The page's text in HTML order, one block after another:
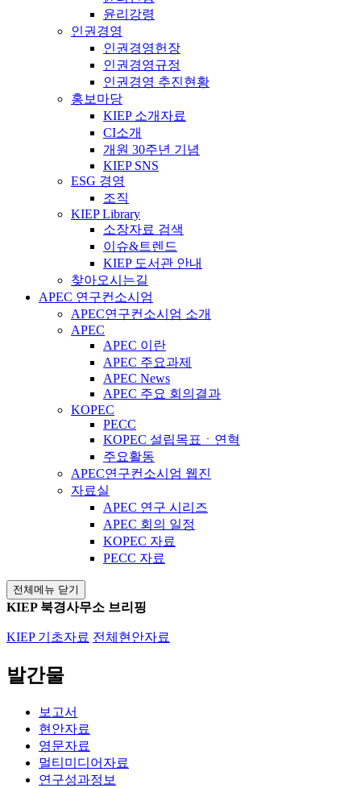
윤리강령
인권경영
인권경영헌장
인권경영규정
인권경영 추진현황
홍보마당
KIEP 소개자료
CI소개
개원 30주년 기념
KIEP SNS
ESG 경영
조직
KIEP Library
소장자료 검색
이슈&트렌드
KIEP 도서관 안내
찾아오시는길
APEC 연구컨소시엄
APEC연구컨소시엄 소개
APEC
APEC 이란
APEC 주요과제
APEC News
APEC 주요 회의결과
KOPEC
PECC
KOPEC 설립목표ㆍ연혁
주요활동
APEC연구컨소시엄 웹진
자료실
APEC 연구 시리즈
APEC 회의 일정
KOPEC 자료
PECC 자료
전체메뉴 닫기
KIEP 북경사무소 브리핑
KIEP 기초자료 전체현안자료
발간물
보고서
현안자료
영문자료
멀티미디어자료
연구성과정보